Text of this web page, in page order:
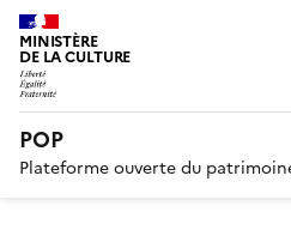
MINISTÈRE
DE LA CULTURE
POP
Plateforme ouverte du